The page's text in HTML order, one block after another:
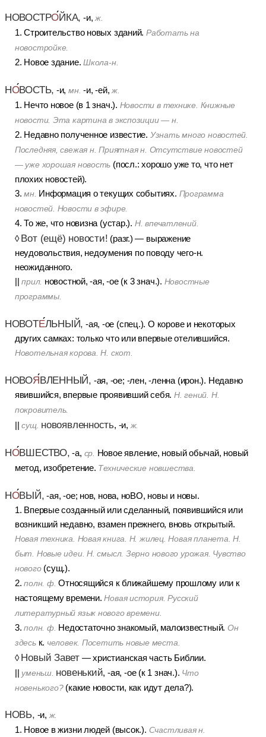
НОВОСТРОЙКА, -и,ж.
1. Строительство новых зданий.Работать на
новостройке.
2. Новое здание.Школа-н.
НОВОСТЬ, -и,мн. -и, -ей,ж.
1. Нечто новое (в 1 знач.). Новости в технике. Книжные
новости. Эта картина в экспозиции — н.
2. Недавно полученное известие. Узнать много новостей.
Последняя, свежая н. Приятная н. Отсутствие новостей
— уже хорошая новость (посл.: хорошо уже то, что нет
плохих новостей).
3.мн. Информация о текущих событиях. Программа
новостей. Новости в эфире.
4. То же, что новизна (устар.). Н. впечатлений.
◊Вот (ещё) новости! (разг.) — выражение
неудовольствия, недоумения по поводу чего-н.
неожиданного.
||прил. новостной, -ая, -ое (к 3 знач.). Новостные
программы.
НОВОТЕЛЬНЫЙ, -ая, -ое (спец.). О корове и некоторых
других самках: только что или впервые отелившийся.
Новотельная корова. Н. скот.
НОВОЯВЛЕННЫЙ, -ая, -ое; -лен, -ленна (ирон.). Недавно
явившийся, впервые проявивший себя. Н. гений. Н.
покровитель.
||сущ. новоявленность, -и, ж.
НОВШЕСТВО, -а, ср.
Новое явление, новый обычай, новый
метод, изобретение. Технические новшества.
НОВЫЙ, -ая, -ое; нов, нова, ноВО, новы и новы.
1. Впервые созданный или сделанный, появившийся или
возникший недавно, взамен прежнего, вновь открытый.
Новая техника. Новая книга. Н. жилец. Новая планета. Н.
быт. Новые идеи. Н. смысл. Зерно нового урожая. Чувство
нового(сущ.).
2.полн. ф. Относящийся к ближайшему прошлому или к
настоящему времени.Новая история. Русский
литературный язык нового времени.
3.полн. ф. Недостаточно знакомый, малоизвестный. Он
здеськ. человек. Посетить новые места.
◊Новый Завет — христианская часть Библии.
уменьш. новенький, -ая, -ое (к 1 знач.). Что
новенького?(какие новости, как идут дела?).
НОВЬ, -и, ж.
1. Новое в жизни людей (высок.). Счастливая н.